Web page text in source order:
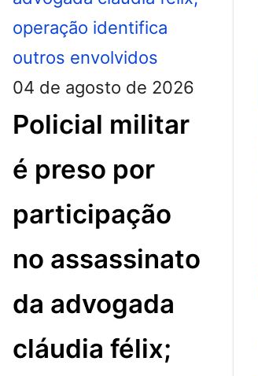
04 de agosto de 2026
Policial militar
é preso por
participação
no assassinato
da advogada
cláudia félix;